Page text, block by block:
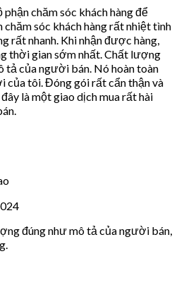
chăm sóc khách hàng để
sóc khách hàng rất nhiệt tình
rất nhanh. Khi nhận được hàng,
thời gian sớm nhất. Chất lượng
tả của người bán. Nó hoàn toàn
của tôi. Đóng gói rất cẩn thận và
là một giao dịch mua rất hài
đúng như mô tả của người bán,